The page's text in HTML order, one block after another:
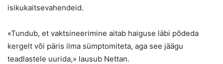
isikukaitsevahendeid.
«Tundub, et vaktsineerimine aitab haiguse läbi põdeda
kergelt või päris ilma sümptomiteta, aga see jäägu
teadlastele uurida,» lausub Nettan.